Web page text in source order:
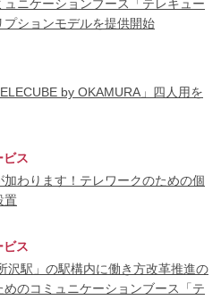
ニケーションブース「テレキュー
ションモデルを提供開始
by OKAMURA」四人用を
ビス
わります！テレワークのための個
置
ビス
沢駅」の駅構内に働き方改革推進の
のコミュニケーションブース「テ